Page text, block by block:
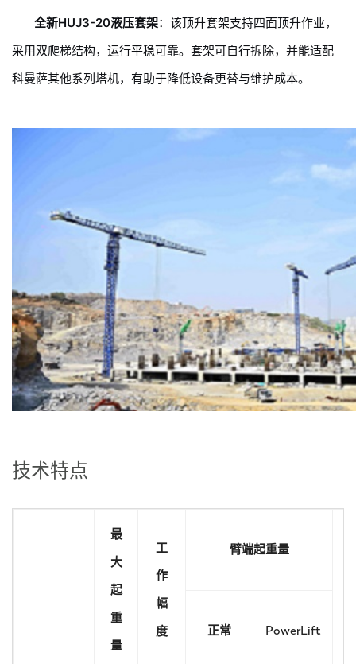
全新HUJ3-20液压套架：该顶升套架支持四面顶升作业，
采用双爬梯结构，运行平稳可靠。套架可自行拆除，并能适配
科曼萨其他系列塔机，有助于降低设备更替与维护成本。
技术特点
最
大
起
重
量
工
作
幅
度
臂端起重量
正常 PowerLift